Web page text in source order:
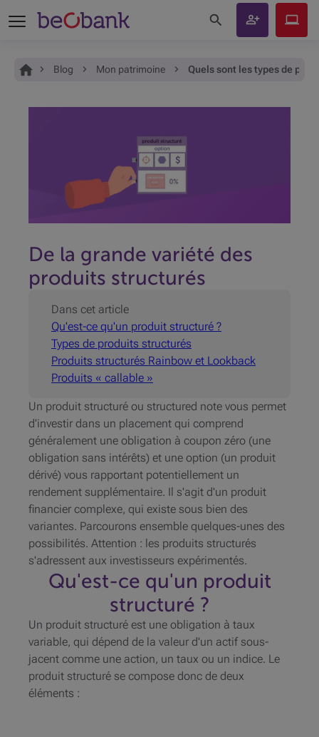
Vous êtes ici:
Accueil Blog Mon patrimoine Quels sont les types de
De la grande variété des
produits structurés
Dans cet article
Qu'est-ce qu'un produit structuré ?
Types de produits structurés
Produits structurés Rainbow et Lookback
Produits « callable »
Un produit structuré ou structured note vous permet
d'investir dans un placement qui comprend
généralement une obligation à coupon zéro (une
obligation sans intérêts) et une option (un produit
dérivé) vous rapportant potentiellement un
rendement supplémentaire. Il s'agit d'un produit
financier complexe, qui existe sous bien des
variantes. Parcourons ensemble quelques-unes des
possibilités. Attention : les produits structurés
s'adressent aux investisseurs expérimentés.
Qu'est-ce qu'un produit
structuré ?
Un produit structuré est une obligation à taux
variable, qui dépend de la valeur d'un actif sous-
jacent comme une action, un taux ou un indice. Le
produit structuré se compose donc de deux
éléments :